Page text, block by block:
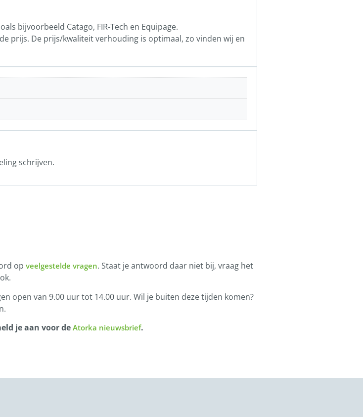
bijvoorbeeld Catago, FIR-Tech en Equipage.
prijs. De prijs/kwaliteit verhouding is optimaal, zo vinden wij en
schrijven.
op veelgestelde vragen. Staat je antwoord daar niet bij, vraag het
open van 9.00 uur tot 14.00 uur. Wil je buiten deze tijden komen?
je aan voor deAtorka nieuwsbrief.